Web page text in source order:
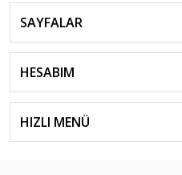
SAYFALAR
HESABIM
HIZLI MENÜ